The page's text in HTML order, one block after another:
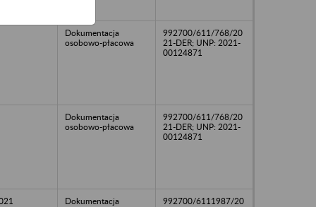
Dokumentacja
osobowo-płacowa
992700/611/768/20
21-DER; UNP: 2021-
00124871
Dokumentacja
osobowo-płacowa
992700/611/768/20
21-DER; UNP: 2021-
00124871
Dokumentacja
992700/6111987/20